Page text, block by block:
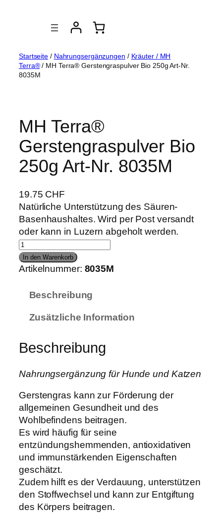
Startseite / Nahrungsergänzungen / Kräuter / MH
Terra®/ MH Terra® Gerstengraspulver Bio 250g Art-Nr.
8035M
MH Terra®
Gerstengraspulver Bio
250g Art-Nr. 8035M
19.75 CHF
Natürliche Unterstützung des Säuren-
Basenhaushaltes. Wird per Post versandt
oder kann in Luzern abgeholt werden.
M
H
T
G
e
s
t
e
n
g
r
a
s
p
u
l
In den Warenkorb
Artikelnummer: 8035M
Beschreibung
Zusätzliche Information
Beschreibung
Nahrungsergänzung für Hunde und Katzen
Gerstengras kann zur Förderung der
allgemeinen Gesundheit und des
Wohlbefindens beitragen.
Es wird häufig für seine
entzündungshemmenden, antioxidativen
und immunstärkenden Eigenschaften
geschätzt.
Zudem hilft es der Verdauung, unterstützen
den Stoffwechsel und kann zur Entgiftung
des Körpers beitragen.